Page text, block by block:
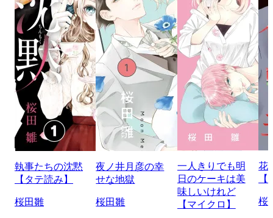
執事たちの沈黙
【タテ読み】
桜田雛
夜ノ井月彦の幸
せな地獄
桜田雛
一人きりでも明
日のケーキは美
味しいけれど
【マイクロ】
花
桜